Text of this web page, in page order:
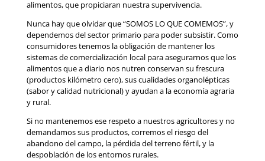
alimentos, que propiciaran nuestra supervivencia.
Nunca hay que olvidar que “SOMOS LO QUE COMEMOS”, y
dependemos del sector primario para poder subsistir. Como
consumidores tenemos la obligación de mantener los
sistemas de comercialización local para asegurarnos que los
alimentos que a diario nos nutren conservan su frescura
(productos kilómetro cero), sus cualidades organolépticas
(sabor y calidad nutricional) y ayudan a la economía agraria
y rural.
Si no mantenemos ese respeto a nuestros agricultores y no
demandamos sus productos, corremos el riesgo del
abandono del campo, la pérdida del terreno fértil, y la
despoblación de los entornos rurales.